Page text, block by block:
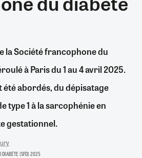
la Société francophone du
à Paris du 1 au 4 avril 2025.
abordés, du dépisatage
type 1 à la sarcophénie en
gestationnel.
DIABÈTE (SFD) 2025